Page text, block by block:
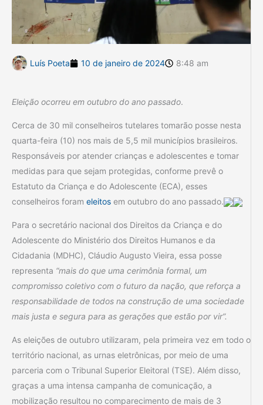
Luís Poeta 10 de janeiro de 2024 8:48 am
Eleição ocorreu em outubro do ano passado.
Cerca de 30 mil conselheiros tutelares tomarão posse nesta
quarta-feira (10) nos mais de 5,5 mil municípios brasileiros.
Responsáveis por atender crianças e adolescentes e tomar
medidas para que sejam protegidas, conforme prevê o
Estatuto da Criança e do Adolescente (ECA), esses
conselheiros foram eleitos em outubro do ano passado.
Para o secretário nacional dos Direitos da Criança e do
Adolescente do Ministério dos Direitos Humanos e da
Cidadania (MDHC), Cláudio Augusto Vieira, essa posse
representa “mais do que uma cerimônia formal, um
compromisso coletivo com o futuro da nação, que reforça a
responsabilidade de todos na construção de uma sociedade
mais justa e segura para as gerações que estão por vir”.
As eleições de outubro utilizaram, pela primeira vez em todo o
território nacional, as urnas eletrônicas, por meio de uma
parceria com o Tribunal Superior Eleitoral (TSE). Além disso,
graças a uma intensa campanha de comunicação, a
mobilização resultou no comparecimento de mais de 3